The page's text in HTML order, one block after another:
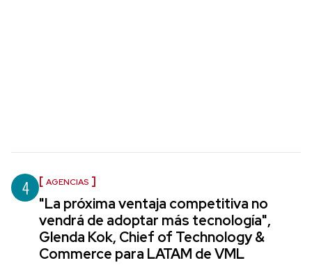
4 AGENCIAS
"La próxima ventaja competitiva no
vendrá de adoptar más tecnología",
Glenda Kok, Chief of Technology &
Commerce para LATAM de VML